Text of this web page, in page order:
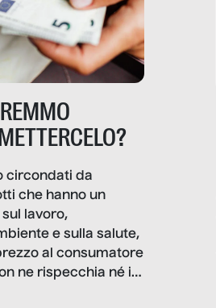
circondati da
che hanno un
lavoro,
e sulla salute,
al consumatore
ne rispecchia né il